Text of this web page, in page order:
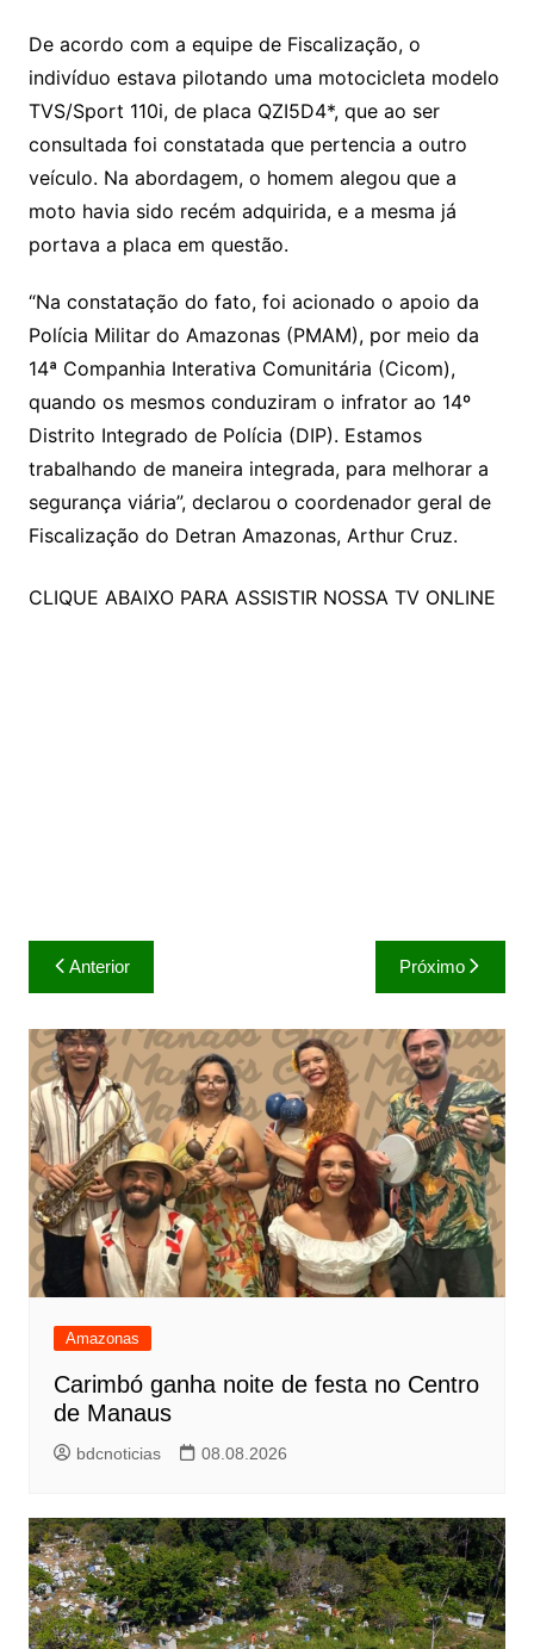
De acordo com a equipe de Fiscalização, o
indivíduo estava pilotando uma motocicleta modelo
TVS/Sport 110i, de placa QZI5D4*, que ao ser
consultada foi constatada que pertencia a outro
veículo. Na abordagem, o homem alegou que a
moto havia sido recém adquirida, e a mesma já
portava a placa em questão.
“Na constatação do fato, foi acionado o apoio da
Polícia Militar do Amazonas (PMAM), por meio da
14ª Companhia Interativa Comunitária (Cicom),
quando os mesmos conduziram o infrator ao 14º
Distrito Integrado de Polícia (DIP). Estamos
trabalhando de maneira integrada, para melhorar a
segurança viária”, declarou o coordenador geral de
Fiscalização do Detran Amazonas, Arthur Cruz.
CLIQUE ABAIXO PARA ASSISTIR NOSSA TV ONLINE
Navegação
de
Post
Anterior Próximo
Amazonas
Carimbó ganha noite de festa no Centro
de Manaus
bdcnoticias 08.08.2026